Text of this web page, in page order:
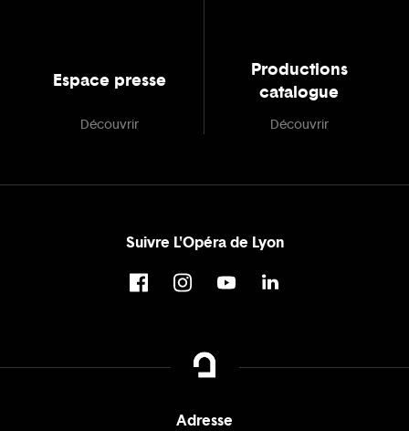
Espace presse
Découvrir
Productions
catalogue
Découvrir
Suivre L'Opéra de Lyon
Adresse